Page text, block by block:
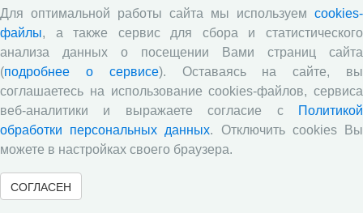
наблюдения за выборами в Общественной палате
Вологодской области
Опубликованы материалы X юбилейной
Всероссийской научно-практической конференции с
международным участием «Стратегия и тактика
реализации социально-экономических реформ:
национальные приоритеты и проекты»,
приуроченной к 35-летию Центра
Стратегия и тактика реализации социально-
экономических реформ: национальные приоритеты
и проекты
Для оптимальной работы сайта мы используем cookies-
файлы, а также сервис для сбора и статистического
анализа данных о посещении Вами страниц сайта
(подробнее о сервисе). Оставаясь на сайте, вы
соглашаетесь на использование cookies-файлов, сервиса
веб-аналитики и выражаете согласие с
Политикой
обработки персональных данных. Отключить cookies Вы
можете в настройках своего браузера.
СОГЛАСЕН